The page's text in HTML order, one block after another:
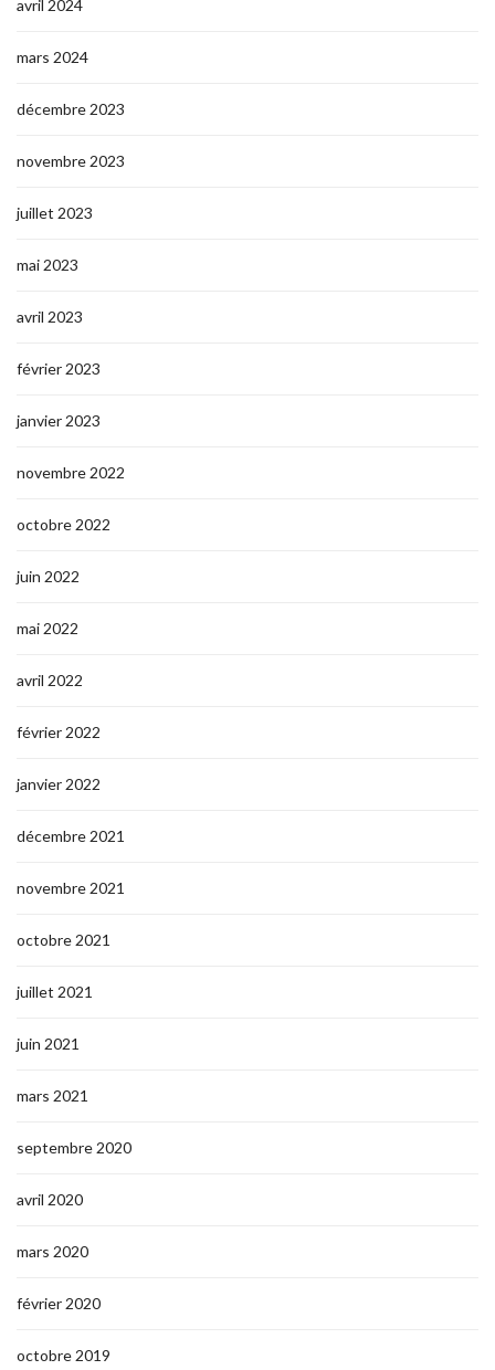
avril 2024
mars 2024
décembre 2023
novembre 2023
juillet 2023
mai 2023
avril 2023
février 2023
janvier 2023
novembre 2022
octobre 2022
juin 2022
mai 2022
avril 2022
février 2022
janvier 2022
décembre 2021
novembre 2021
octobre 2021
juillet 2021
juin 2021
mars 2021
septembre 2020
avril 2020
mars 2020
février 2020
octobre 2019